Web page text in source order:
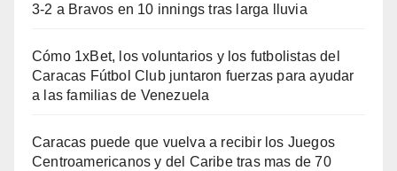
3-2 a Bravos en 10 innings tras larga lluvia
Cómo 1xBet, los voluntarios y los futbolistas del
Caracas Fútbol Club juntaron fuerzas para ayudar
a las familias de Venezuela
Caracas puede que vuelva a recibir los Juegos
Centroamericanos y del Caribe tras mas de 70